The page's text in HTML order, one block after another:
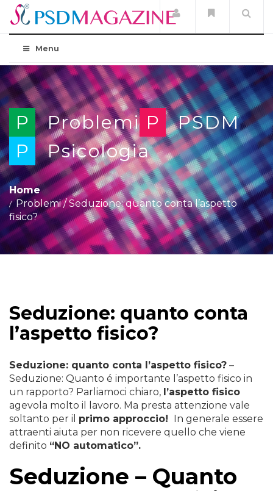
Menu
P Problemi P
PSDM
P
Psicologia
Home
Problemi /Seduzione: quanto conta l’aspetto
fisico?
Seduzione: quanto conta
l’aspetto fisico?
Seduzione: quanto conta l’aspetto fisico? –
Seduzione: Quanto é importante l’aspetto fisico in
un rapporto? Parliamoci chiaro, l’aspetto fisico
agevola molto il lavoro. Ma presta attenzione vale
soltanto per il primo approccio! In generale essere
attraenti aiuta per non ricevere quello che viene
definito “NO automatico”.
Seduzione – Quanto